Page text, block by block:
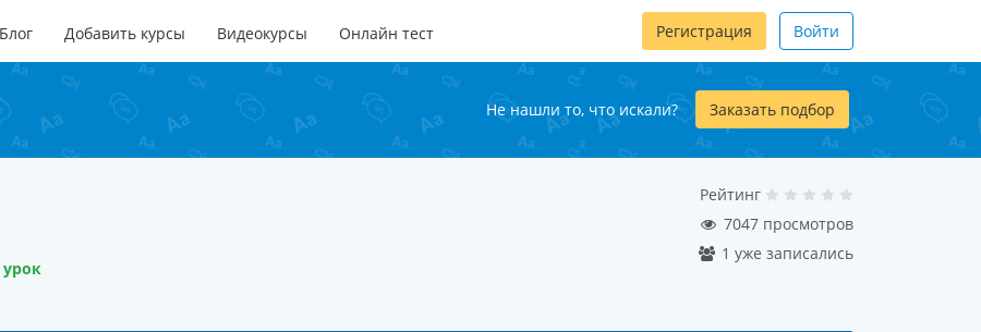
Блог Добавить курсы Видеокурсы Онлайн тест Регистрация Войти
Не нашли то, что искали? Заказать подбор
Рейтинг
7047 просмотров
1 уже записались